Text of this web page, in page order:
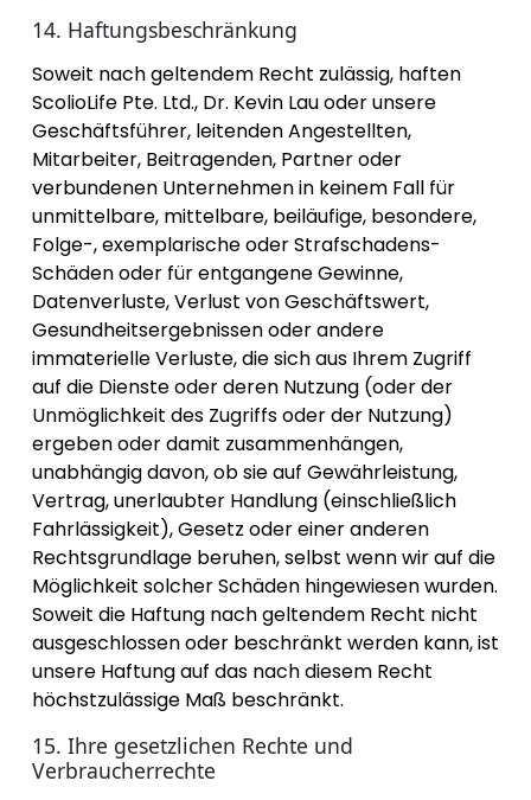
14. Haftungsbeschränkung
Soweit nach geltendem Recht zulässig, haften
ScolioLife Pte. Ltd., Dr. Kevin Lau oder unsere
Geschäftsführer, leitenden Angestellten,
Mitarbeiter, Beitragenden, Partner oder
verbundenen Unternehmen in keinem Fall für
unmittelbare, mittelbare, beiläufige, besondere,
Folge-, exemplarische oder Strafschadens-
Schäden oder für entgangene Gewinne,
Datenverluste, Verlust von Geschäftswert,
Gesundheitsergebnissen oder andere
immaterielle Verluste, die sich aus Ihrem Zugriff
auf die Dienste oder deren Nutzung (oder der
Unmöglichkeit des Zugriffs oder der Nutzung)
ergeben oder damit zusammenhängen,
unabhängig davon, ob sie auf Gewährleistung,
Vertrag, unerlaubter Handlung (einschließlich
Fahrlässigkeit), Gesetz oder einer anderen
Rechtsgrundlage beruhen, selbst wenn wir auf die
Möglichkeit solcher Schäden hingewiesen wurden.
Soweit die Haftung nach geltendem Recht nicht
ausgeschlossen oder beschränkt werden kann, ist
unsere Haftung auf das nach diesem Recht
höchstzulässige Maß beschränkt.
15. Ihre gesetzlichen Rechte und
Verbraucherrechte